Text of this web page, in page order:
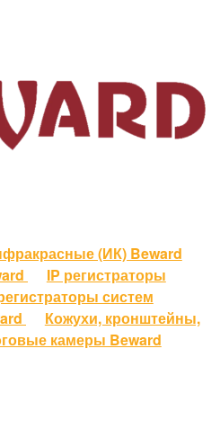
(ИК) Beward
IP регистраторы
систем
Кожухи, кронштейны,
камеры Beward